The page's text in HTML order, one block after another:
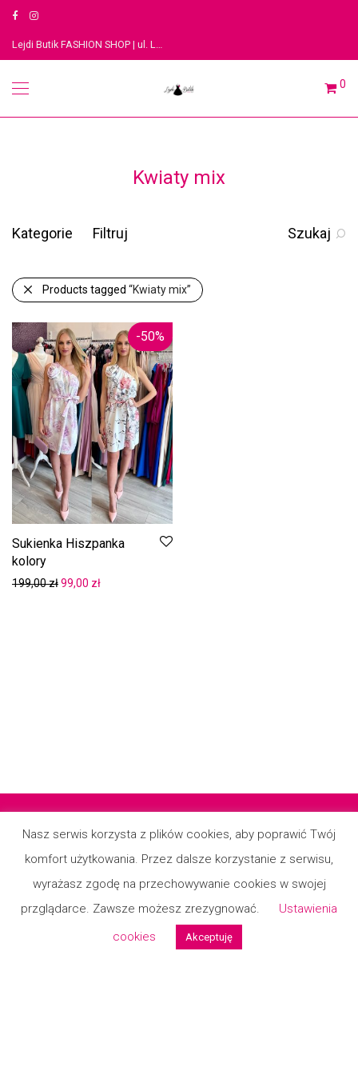
Lejdi Butik FASHION SHOP | ul. Legionów 3, 91-063 Łódź
0
Kwiaty mix
Kategorie Filtruj Szukaj
Products tagged “Kwiaty mix”
-50%
Sukienka Hiszpanka
kolory
199,00złPierwotna cena wynosiła: 199,00 zł.
99,00 złAktualna cena wynosi: 99,00 zł.
Polityka prywatności
Nasz serwis korzysta z plików cookies, aby poprawić Twój
komfort użytkowania. Przez dalsze korzystanie z serwisu,
wyrażasz zgodę na przechowywanie cookies w swojej
przglądarce. Zawsze możesz zrezygnować.
Ustawienia
cookies
Akceptuję